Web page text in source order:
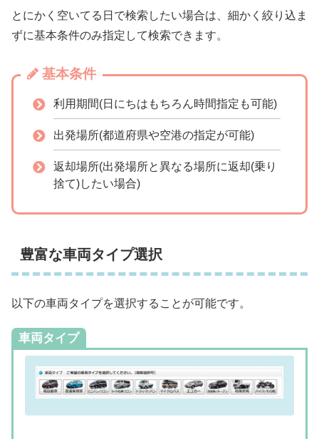
とにかく空いてる日で検索したい場合は、細かく絞り込ま
ずに基本条件のみ指定して検索できます。
基本条件
利用期間(日にちはもちろん時間指定も可能)
出発場所(都道府県や空港の指定が可能)
返却場所(出発場所と異なる場所に返却(乗り
捨て)したい場合)
豊富な車両タイプ選択
以下の車両タイプを選択することが可能です。
車両タイプ